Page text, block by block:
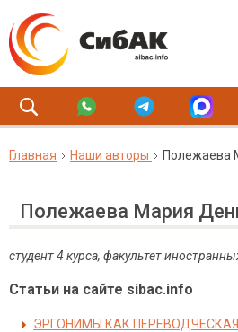
Главная Наши авторы Полежаева
Полежаева Мария
студент 4 курса, факультет
Статьи на сайте sibac.info
ЭРГОНИМЫ КАК